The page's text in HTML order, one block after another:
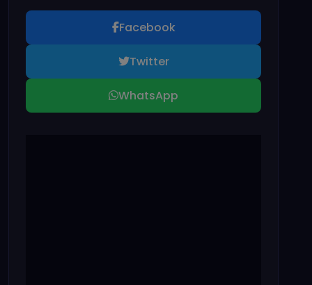
Facebook
Twitter
WhatsApp